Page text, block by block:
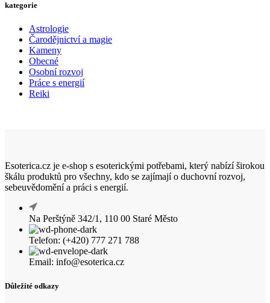
kategorie
Astrologie
Čarodějnictví a magie
Kameny
Obecné
Osobní rozvoj
Práce s energií
Reiki
Esoterica.cz je e-shop s esoterickými potřebami, který nabízí širokou
škálu produktů pro všechny, kdo se zajímají o duchovní rozvoj,
sebeuvědomění a práci s energií.
Na Perštýně 342/1, 110 00 Staré Město
Telefon: (+420) 777 271 788
Email: info@esoterica.cz
Důležité odkazy